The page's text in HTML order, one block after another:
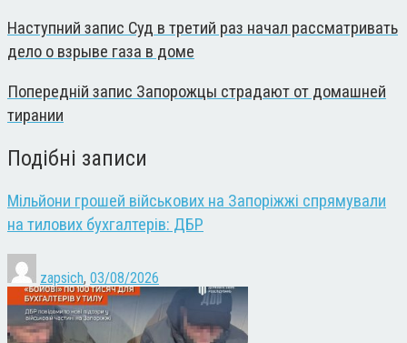
Наступний запис Суд в третий раз начал рассматривать
дело о взрыве газа в доме
Попередній запис Запорожцы страдают от домашней
тирании
Подібні записи
Мільйони грошей військових на Запоріжжі спрямували
на тилових бухгалтерів: ДБР
zapsich, 03/08/2026